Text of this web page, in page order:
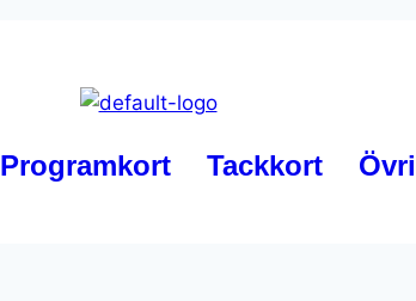
Programkort Tackkort